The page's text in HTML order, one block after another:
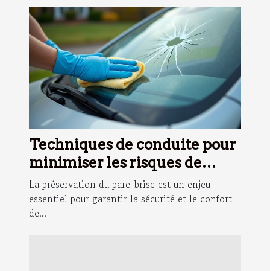
Techniques de conduite pour
minimiser les risques de
dommage au pare-brise
La préservation du pare-brise est un enjeu
essentiel pour garantir la sécurité et le confort
de...